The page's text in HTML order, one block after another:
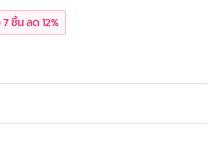
ชิ้น ลด 12%